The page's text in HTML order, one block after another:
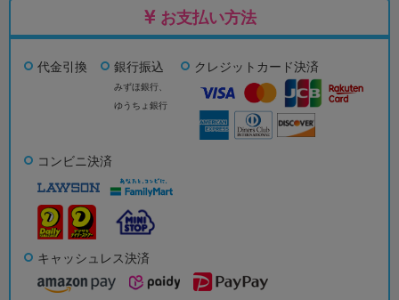
お支払い方法
代金引換 銀行振込
みずほ銀行、
ゆうちょ銀行
クレジットカード決済
コンビニ決済
キャッシュレス決済